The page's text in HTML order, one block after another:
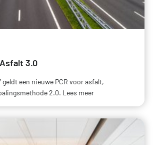
3.0
geldt een nieuwe PCR voor asfalt,
2.0. Lees meer